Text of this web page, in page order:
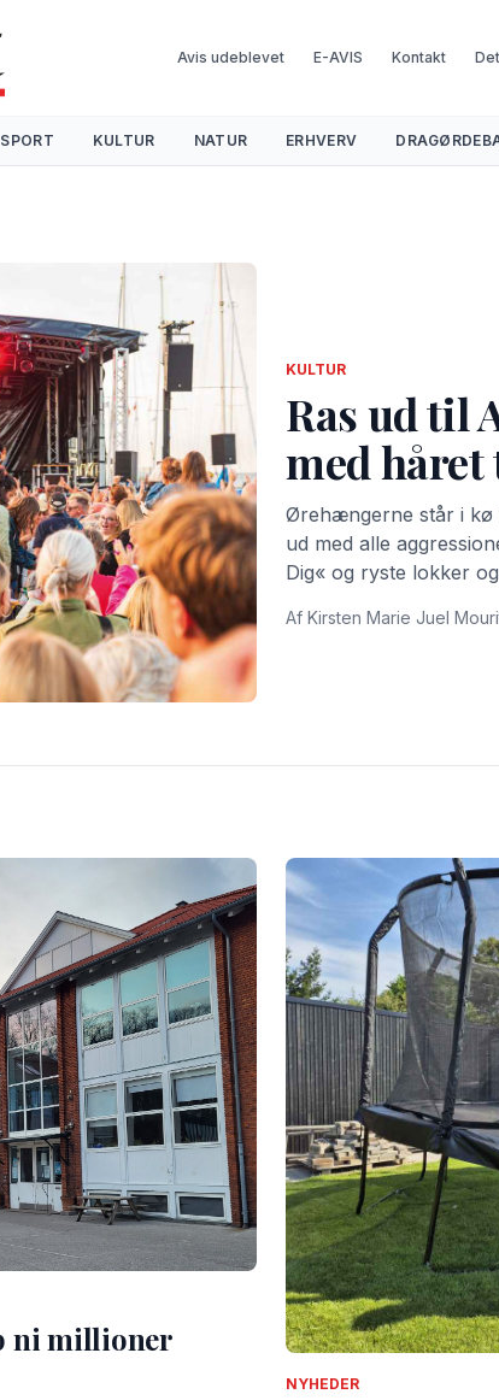
Avis udeblevet E-AVIS Kontakt
SPORT KULTUR NATUR ERHVERV
KULTUR
Ras ud til
med håret
Ørehængerne står i kø
ud med alle
Dig« og ryste lokker
Af Kirsten Marie Juel
ni millioner
NYHEDER